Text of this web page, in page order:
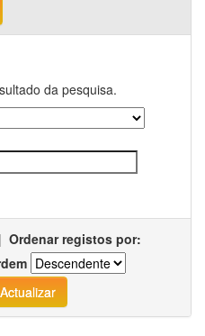
da pesquisa.
| Ordenar registos por: